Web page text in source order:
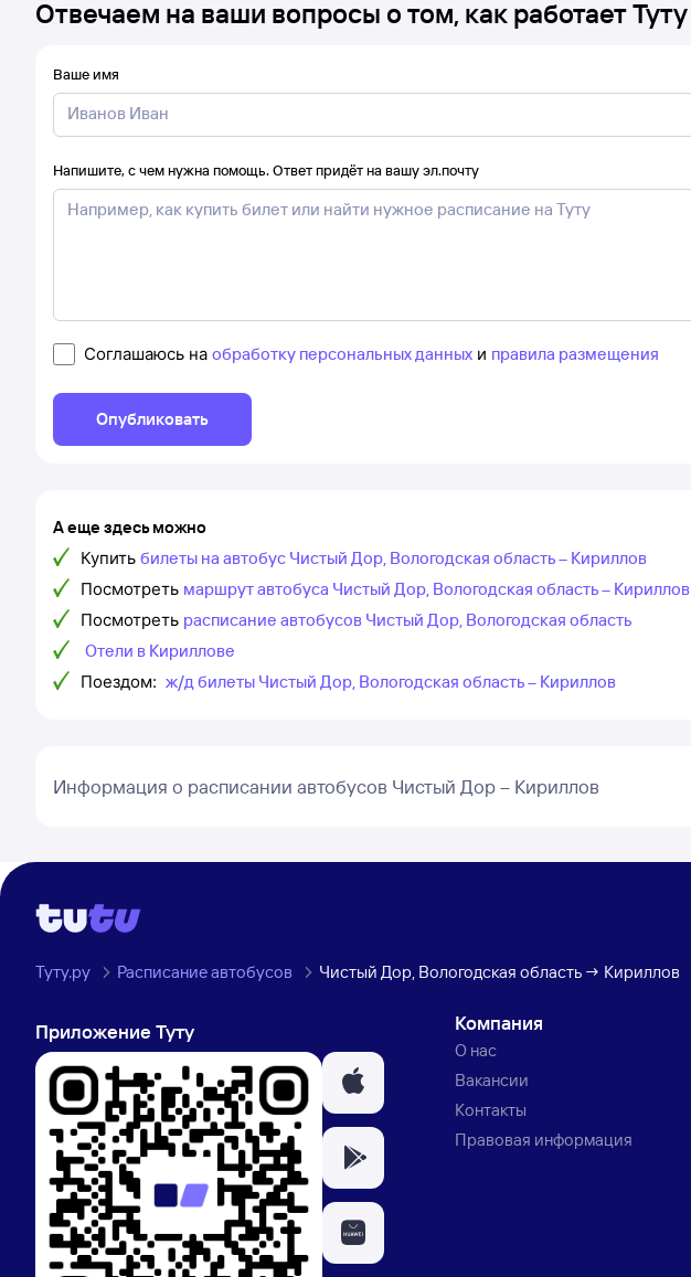
Отвечаем на ваши вопросы о том, как работает Туту
Ваше имя
Напишите, с чем нужна помощь. Ответ придёт на вашу эл.почту
Соглашаюсь на обработку персональных данных и правила размещения
Опубликовать
А еще здесь можно
Купить билеты на автобус Чистый Дор, Вологодская область – Кириллов
Посмотреть маршрут автобуса Чистый Дор, Вологодская область – Кириллов
Посмотреть расписание автобусов Чистый Дор, Вологодская область
Отели в Кириллове
Поездом: ж/д билеты Чистый Дор, Вологодская область – Кириллов
Информация о расписании автобусов Чистый Дор – Кириллов
Туту.ру Расписание автобусов Чистый Дор, Вологодская область → Кириллов
Приложение Туту Компания
О нас
Вакансии
Контакты
Правовая информация